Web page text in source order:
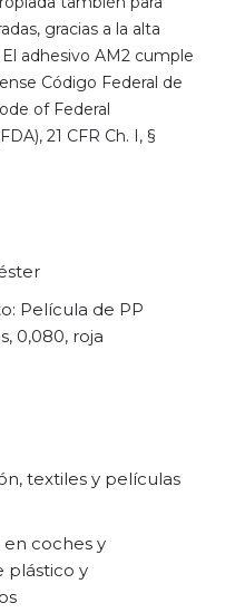
gracias a la alta
adhesivo AM2 cumple
Código Federal de
of Federal
21 CFR Ch. I, §
Película de PP
0,080, roja
textiles y películas
coches y
plástico y